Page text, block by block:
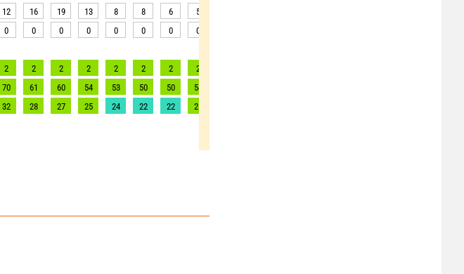
12 16 19 13 8 8 6 5
0 0 0 0 0 0 0 0
2 2 2 2 2 2 2 2
70 61 60 54 53 50 50 54
32 28 27 25 24 22 22 25